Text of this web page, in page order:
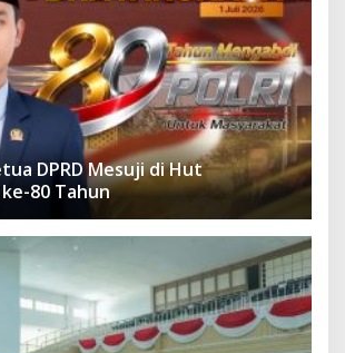
DPRD Mesuji di Hut
80 Tahun